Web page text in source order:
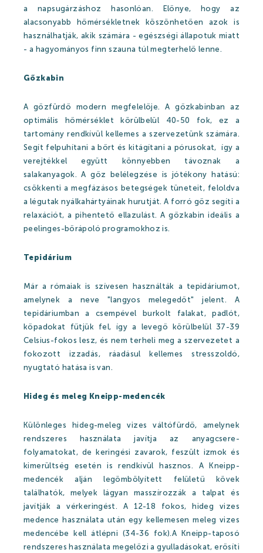
Bérlemények
Szállásajánlat
a napsugárzáshoz hasonlóan. Előnye, hogy az
alacsonyabb hőmérsékletnek köszönhetően azok is
használhatják, akik számára - egészségi állapotuk miatt
- a hagyományos finn szauna túl megterhelő lenne.
Gőzkabin
A gőzfürdő modern megfelelője. A gőzkabinban az
optimális hőmérséklet körülbelül 40-50 fok, ez a
tartomány rendkívül kellemes a szervezetünk számára.
Segít felpuhítani a bőrt és kitágítani a pórusokat, így a
verejtékkel együtt könnyebben távoznak a
salakanyagok. A gőz belélegzése is jótékony hatású:
csökkenti a megfázásos betegségek tüneteit, feloldva
a légutak nyálkahártyáinak hurutját. A forró gőz segíti a
relaxációt, a pihentető ellazulást. A gőzkabin ideális a
peelinges-bőrápoló programokhoz is.
Tepidárium
Már a rómaiak is szívesen használták a tepidáriumot,
amelynek a neve "langyos melegedőt" jelent. A
tepidáriumban a csempével burkolt falakat, padlót,
kőpadokat fűtjük fel, így a levegő körülbelül 37-39
Celsius-fokos lesz, és nem terheli meg a szervezetet a
fokozott izzadás, ráadásul kellemes stresszoldó,
nyugtató hatása is van.
Hideg és meleg Kneipp-medencék
Különleges hideg-meleg vizes váltófürdő, amelynek
rendszeres használata javítja az anyagcsere-
folyamatokat, de keringési zavarok, feszült izmok és
kimerültség esetén is rendkívül hasznos. A Kneipp-
medencék alján legömbölyített felületű kövek
találhatók, melyek lágyan masszírozzák a talpat és
javítják a vérkeringést. A 12-18 fokos, hideg vizes
medence használata után egy kellemesen meleg vizes
medencébe kell átlépni (34-36 fok).A Kneipp-taposó
rendszeres használata megelőzi a gyulladásokat, erősíti